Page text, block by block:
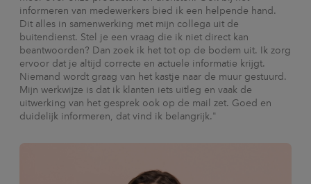
informeren van medewerkers bied ik een helpende hand.
Dit alles in samenwerking met mijn collega uit de
buitendienst. Stel je een vraag die ik niet direct kan
beantwoorden? Dan zoek ik het tot op de bodem uit. Ik zorg
ervoor dat je altijd correcte en actuele informatie krijgt.
Niemand wordt graag van het kastje naar de muur gestuurd.
Mijn werkwijze is dat ik klanten iets uitleg en vaak de
uitwerking van het gesprek ook op de mail zet. Goed en
duidelijk informeren, dat vind ik belangrijk."